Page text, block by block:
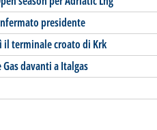
presidente
terminale croato di Krk
davanti a Italgas